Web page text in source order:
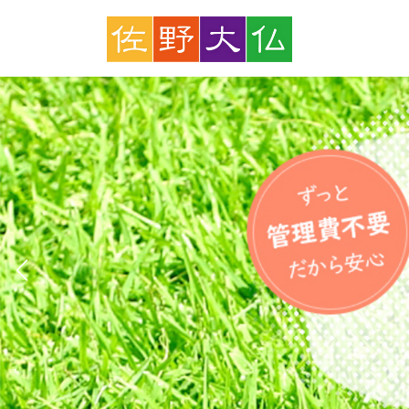
ン
ツ
へ
ス
キ
ッ
プ
ー
シ
ョ
ン
に
移
動